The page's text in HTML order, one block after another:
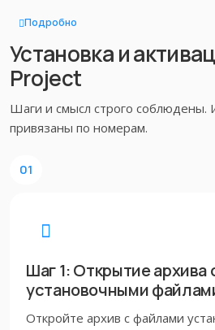
Подробно
Установка и
Project
Шаги и смысл строго соблюдены.
привязаны по номерам.
01
Шаг 1: Открытие архива
установочными
Откройте архив с файлами